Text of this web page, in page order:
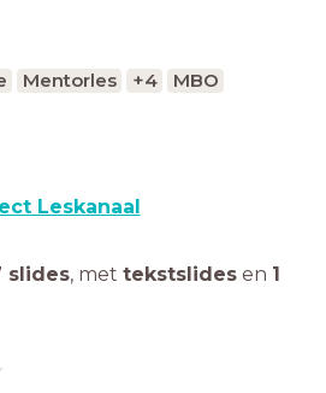
Mentorles +4
MBO
Leskanaal
slides, met tekstslides en 1